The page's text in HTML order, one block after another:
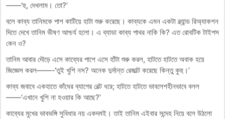
——‘হু, দেখলাম। তো?’
বলে কাব্য তানিমকে পাশ কাটিয়ে হাটা শুরু করেছে। কাব্যকে এমন একটা ব্ল্যান্ড রিঅ্যাকশন
দিতে দেখে তানিম ভীষণ আশ্চর্য হলো। এ ব্যাডা কাব্য পাথর নাকি কি? এত রোবটিক টাইপস
কেন ও?
তানিম আবার দৌড়ে এসে কাব্যের পাশে এসে হাঁটা শুরু করল, হাটতে হাটতে অবাক হয়ে
জিজ্ঞেস করল——-‘তুই খুশি নস? অনেক দুর্দান্ত রেজাল্ট করেছে কিন্তু কুহু।’
কাব্য জবাবে একহাতে কাঁধের ব্যাগের বেল্ট ধরে; হাটতে হাটতে ভাবলেশহীনভাবে বলল
——‘এখানে খুশি না হওয়ার কি আছে?’
কাব্যের মুখের ভাবভঙ্গি সুবিধার নয় একদমই। তাই তানিম এইবার সন্দেহ নিয়ে বলে উঠলো